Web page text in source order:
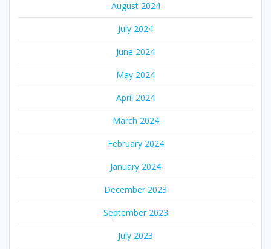
August 2024
July 2024
June 2024
May 2024
April 2024
March 2024
February 2024
January 2024
December 2023
September 2023
July 2023